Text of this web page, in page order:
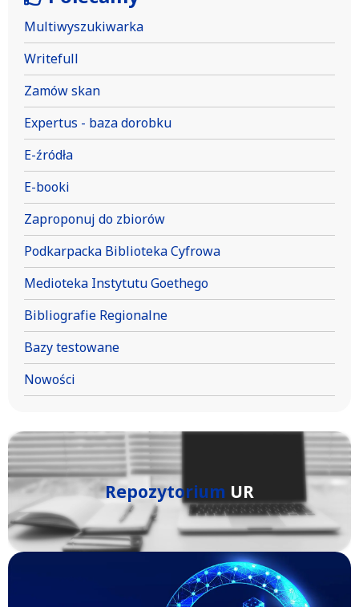
Multiwyszukiwarka
Writefull
Zamów skan
Expertus - baza dorobku
E-źródła
E-booki
Zaproponuj do zbiorów
Podkarpacka Biblioteka Cyfrowa
Medioteka Instytutu Goethego
Bibliografie Regionalne
Bazy testowane
Nowości
Repozytorium UR